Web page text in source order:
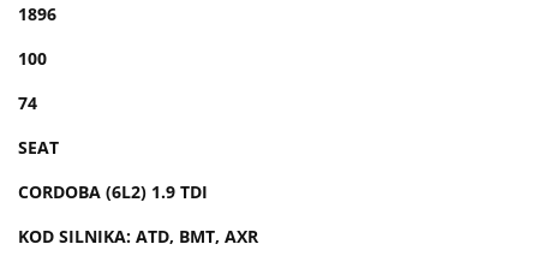
1896
100
74
SEAT
CORDOBA (6L2) 1.9 TDI
KOD SILNIKA: ATD, BMT, AXR